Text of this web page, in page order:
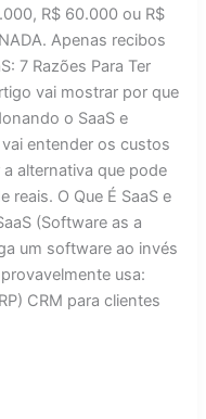
R$ 60.000 ou R$
Apenas recibos
7 Razões Para Ter
vai mostrar por que
o SaaS e
entender os custos
alternativa que pode
reais. O Que É SaaS e
(Software as a
um software ao invés
usa:
CRM para clientes